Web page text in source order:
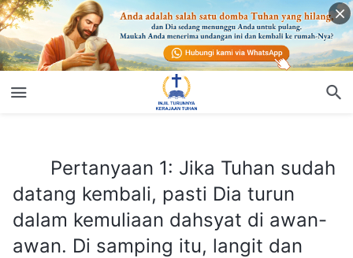
Pertanyaan 1: Jika Tuhan sudah
datang kembali, pasti Dia turun
dalam kemuliaan dahsyat di awan-
awan. Di samping itu, langit dan